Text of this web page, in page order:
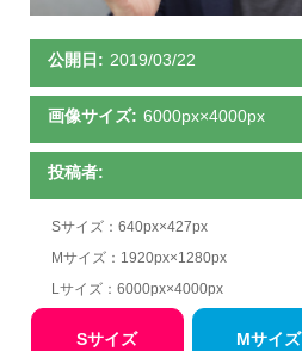
公開日: 2019/03/22
画像サイズ: 6000px×4000px
投稿者:
Sサイズ：640px×427px
Mサイズ：1920px×1280px
Lサイズ：6000px×4000px
Sサイズ Mサイズ